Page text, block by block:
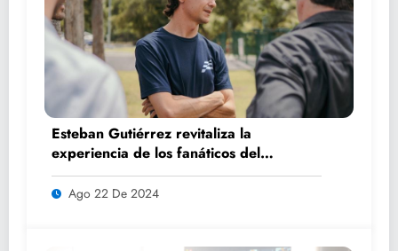
Esteban Gutiérrez revitaliza la
experiencia de los fanáticos del
automovilismo con DRIVER 1
Ago 22 De 2024